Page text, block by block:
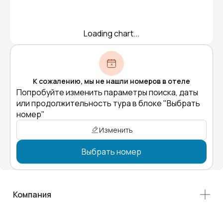
Loading chart...
К сожалению, мы не нашли номеров в отеле
Попробуйте изменить параметры поиска, даты
или продолжительность тура в блоке "Выбрать
номер"
Изменить
Выбрать номер
Компания